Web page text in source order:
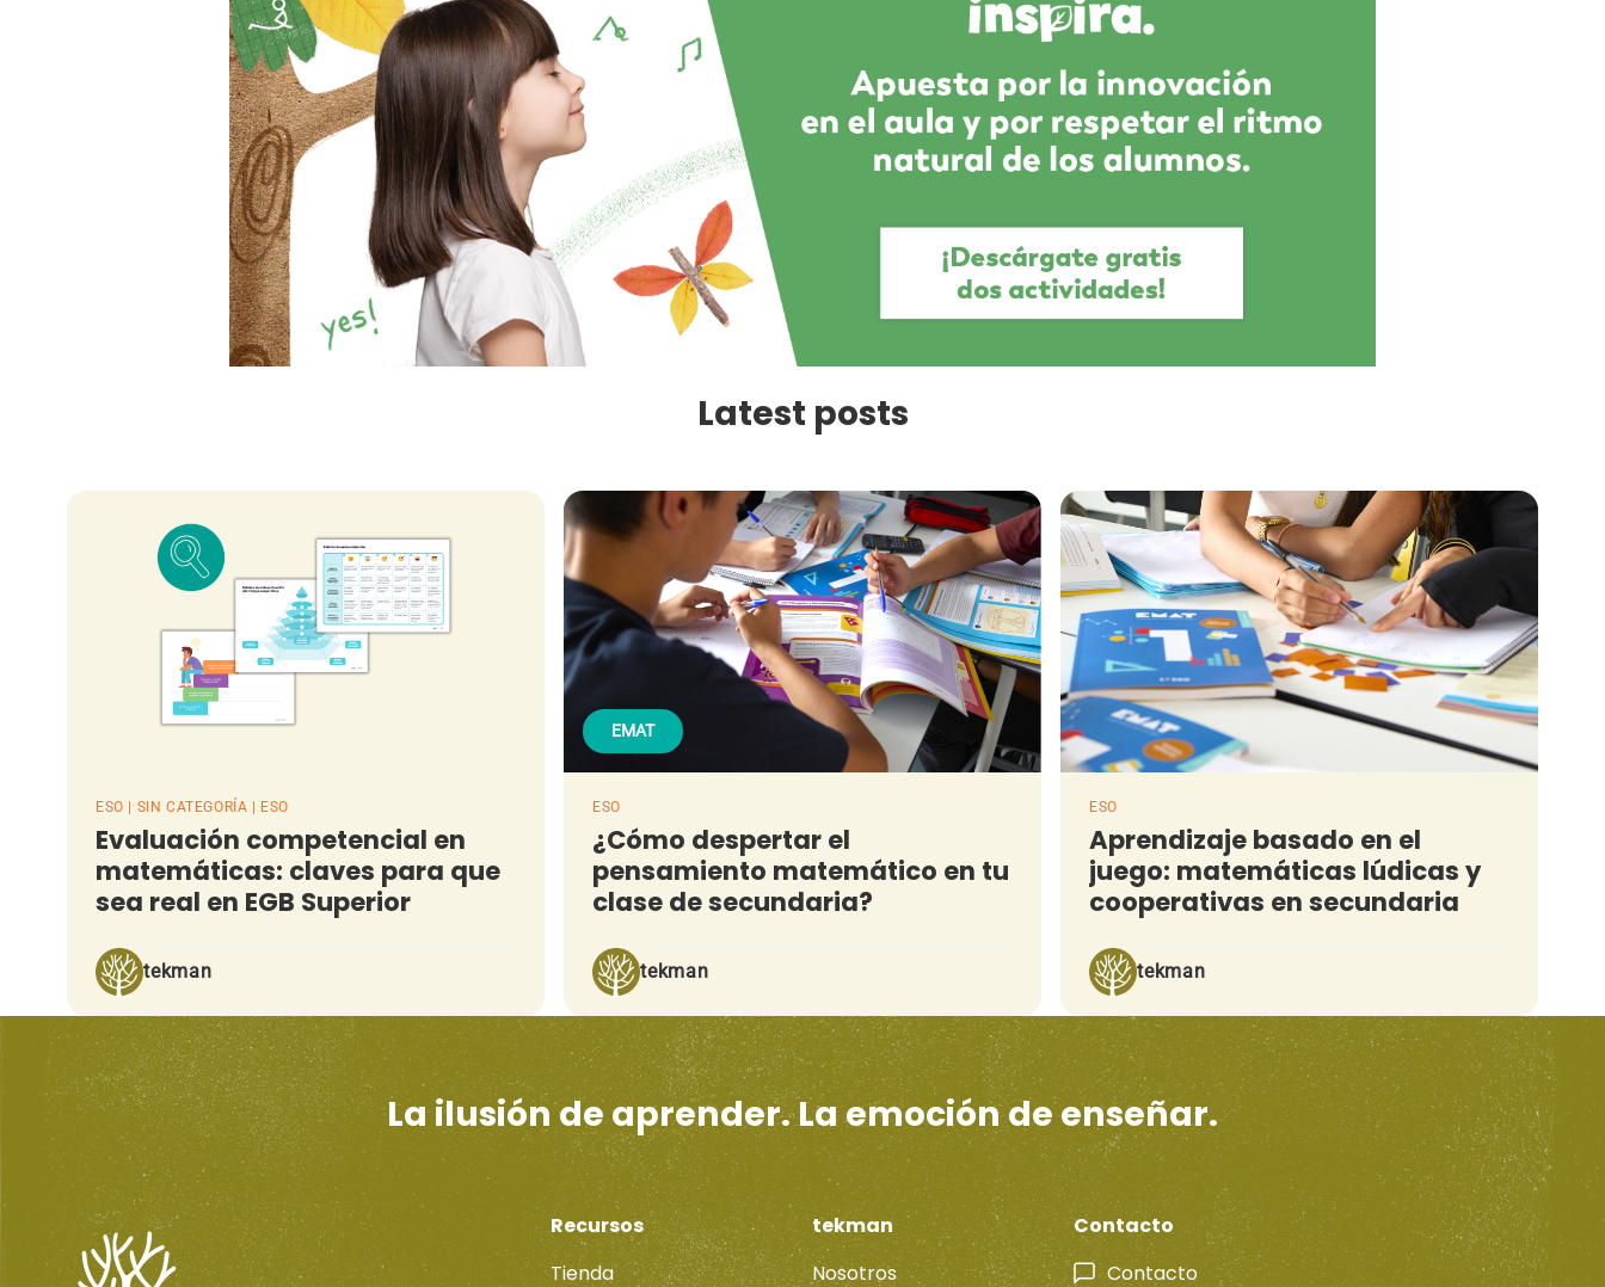
Latest posts
ESO | SIN CATEGORÍA | ESO
Evaluación competencial en
matemáticas: claves para que
sea real en EGB Superior
tekman
EMAT
ESO
¿Cómo despertar el
pensamiento matemático en tu
clase de secundaria?
tekman
ESO
Aprendizaje basado en el
juego: matemáticas lúdicas y
cooperativas en secundaria
tekman
La ilusión de aprender. La emoción de enseñar.
Recursos
Tienda
tekman
Nosotros
Contacto
Contacto